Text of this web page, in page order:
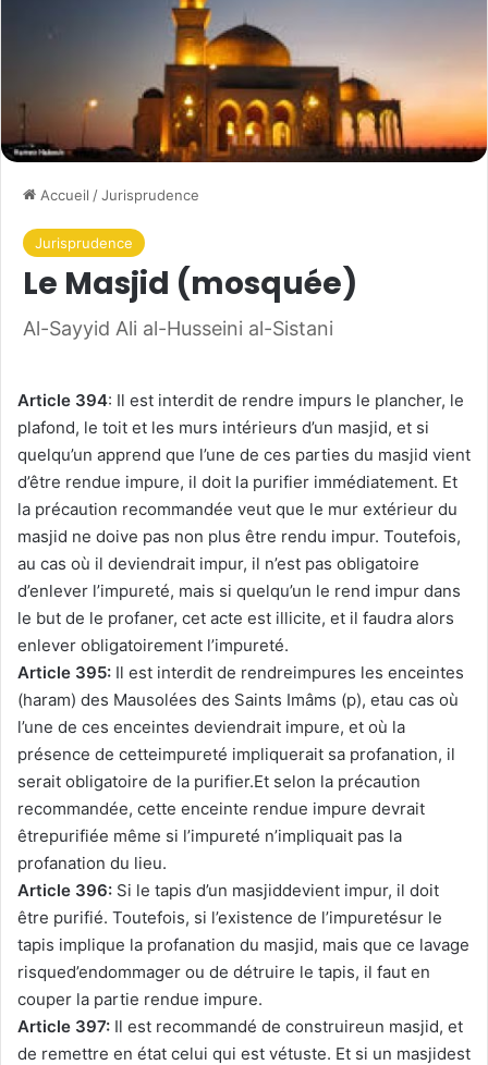
Accueil /Jurisprudence
Jurisprudence
Le Masjid (mosquée)
Al-Sayyid Ali al-Husseini al-Sistani
Article 394: Il est interdit de rendre impurs le plancher, le
plafond, le toit et les murs intérieurs d’un masjid, et si
quelqu’un apprend que l’une de ces parties du masjid vient
d’être rendue impure, il doit la purifier immédiatement. Et
la précaution recommandée veut que le mur extérieur du
masjid ne doive pas non plus être rendu impur. Toutefois,
au cas où il deviendrait impur, il n’est pas obligatoire
d’enlever l’impureté, mais si quelqu’un le rend impur dans
le but de le profaner, cet acte est illicite, et il faudra alors
enlever obligatoirement l’impureté.
Article 395: Il est interdit de rendreimpures les enceintes
(haram) des Mausolées des Saints Imâms (p), etau cas où
l’une de ces enceintes deviendrait impure, et où la
présence de cetteimpureté impliquerait sa profanation, il
serait obligatoire de la purifier.Et selon la précaution
recommandée, cette enceinte rendue impure devrait
êtrepurifiée même si l’impureté n’impliquait pas la
profanation du lieu.
Article 396: Si le tapis d’un masjiddevient impur, il doit
être purifié. Toutefois, si l’existence de l’impuretésur le
tapis implique la profanation du masjid, mais que ce lavage
risqued’endommager ou de détruire le tapis, il faut en
couper la partie rendue impure.
Article 397: Il est recommandé de construireun masjid, et
de remettre en état celui qui est vétuste. Et si un masjidest